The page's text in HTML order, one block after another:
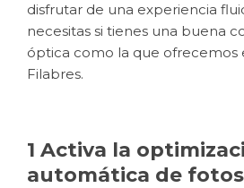
disfrutar de una experiencia
necesitas si tienes una buena
óptica como la que ofrecemos
Filabres.
1 Activa la
automática de